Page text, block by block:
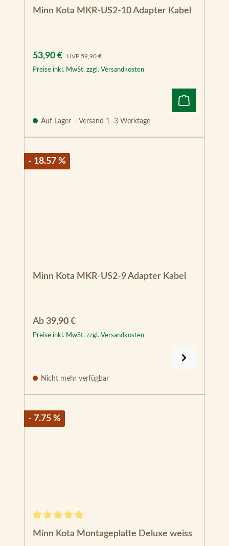
Durchschnittliche Bewertung von 5 von 5 Sternen
Minn Kota MKR-US2-10 Adapter Kabel
Verkaufspreis:
53,90 € UVP Regulärer Preis:
59,90 €
Preise inkl. MwSt. zzgl. Versandkosten
Auf Lager – Versand 1–3 Werktage
- 18.57 %
Minn Kota MKR-US2-9 Adapter Kabel
Regulärer Preis:
Ab 39,90 €
Preise inkl. MwSt. zzgl. Versandkosten
Nicht mehr verfügbar
- 7.75 %
Durchschnittliche Bewertung von 5 von 5 Sternen
Minn Kota Montageplatte Deluxe weiss